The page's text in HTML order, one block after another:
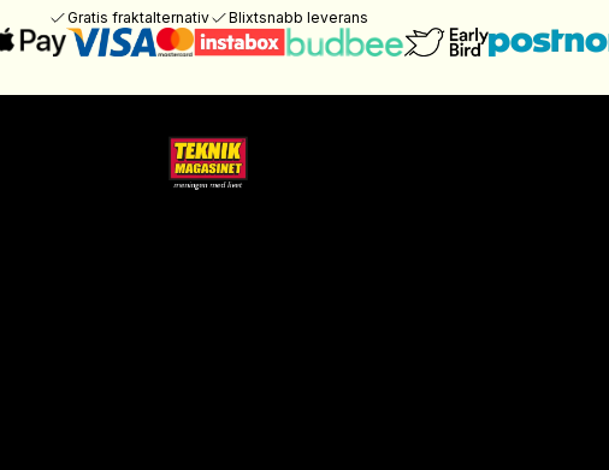
Gratis fraktalternativ Blixtsnabb leverans